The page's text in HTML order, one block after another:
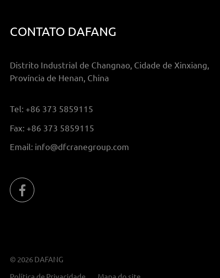
CONTATO DAFANG
Distrito Industrial de Changnao, Cidade de Xinxiang,
Província de Henan, China
Tel: +86 373 5859115
Fax: +86 373 5859115
Email: info@dfcranegroup.com
© 2026 DAFANG